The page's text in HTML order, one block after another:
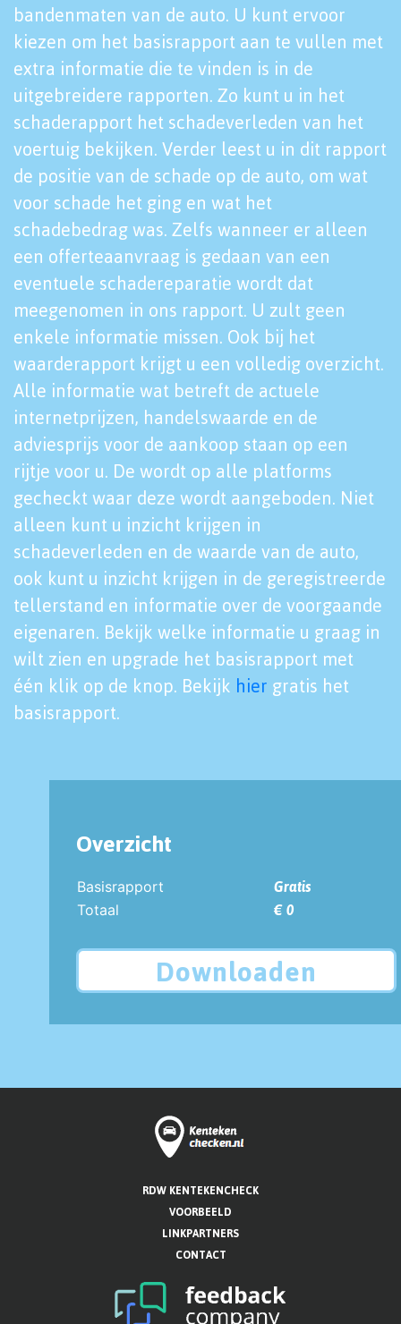
bandenmaten van de auto. U kunt ervoor
kiezen om het basisrapport aan te vullen met
extra informatie die te vinden is in de
uitgebreidere rapporten. Zo kunt u in het
schaderapport het schadeverleden van het
voertuig bekijken. Verder leest u in dit rapport
de positie van de schade op de auto, om wat
voor schade het ging en wat het
schadebedrag was. Zelfs wanneer er alleen
een offerteaanvraag is gedaan van een
eventuele schadereparatie wordt dat
meegenomen in ons rapport. U zult geen
enkele informatie missen. Ook bij het
waarderapport krijgt u een volledig overzicht.
Alle informatie wat betreft de actuele
internetprijzen, handelswaarde en de
adviesprijs voor de aankoop staan op een
rijtje voor u. De wordt op alle platforms
gecheckt waar deze wordt aangeboden. Niet
alleen kunt u inzicht krijgen in
schadeverleden en de waarde van de auto,
ook kunt u inzicht krijgen in de geregistreerde
tellerstand en informatie over de voorgaande
eigenaren. Bekijk welke informatie u graag in
wilt zien en upgrade het basisrapport met
één klik op de knop. Bekijk hier gratis het
basisrapport.
Overzicht
Basisrapport
Gratis
Totaal
€ 0
Downloaden
RDW KENTEKENCHECK
VOORBEELD
LINKPARTNERS
CONTACT